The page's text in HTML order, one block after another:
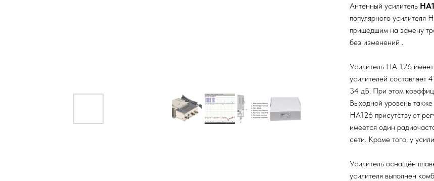
Антенный усилитель
популярного усилителя
пришедшим на замену
без изменений .
Усилитель HA 126
усилителей составляет
34 дБ. При этом
Выходной уровень
HA126 присутствуют
имеется один
сети. Кроме того, у
Усилитель оснащён
усилителя выполнен